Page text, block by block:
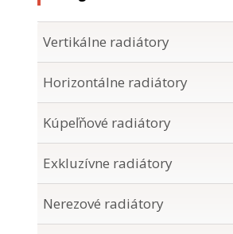
Vertikálne radiátory
Horizontálne radiátory
Kúpeľňové radiátory
Exkluzívne radiátory
Nerezové radiátory